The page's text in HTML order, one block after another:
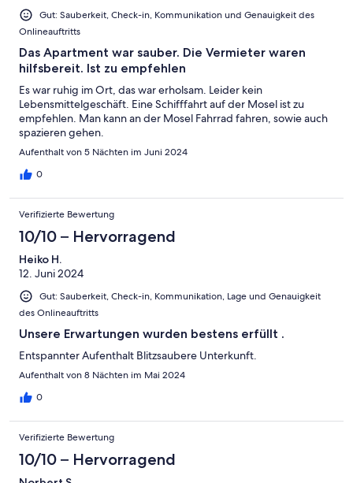
Gut: Sauberkeit, Check-in, Kommunikation und Genauigkeit des
Onlineauftritts
Das Apartment war sauber. Die Vermieter waren
hilfsbereit. Ist zu empfehlen
Es war ruhig im Ort, das war erholsam. Leider kein
Lebensmittelgeschäft. Eine Schifffahrt auf der Mosel ist zu
empfehlen. Man kann an der Mosel Fahrrad fahren, sowie auch
spazieren gehen.
Aufenthalt von 5 Nächten im Juni 2024
0
Verifizierte Bewertung
10/10 – Hervorragend
Heiko H.
12. Juni 2024
Gut: Sauberkeit, Check-in, Kommunikation, Lage und Genauigkeit
des Onlineauftritts
Unsere Erwartungen wurden bestens erfüllt .
Entspannter Aufenthalt Blitzsaubere Unterkunft.
Aufenthalt von 8 Nächten im Mai 2024
0
Verifizierte Bewertung
10/10 – Hervorragend